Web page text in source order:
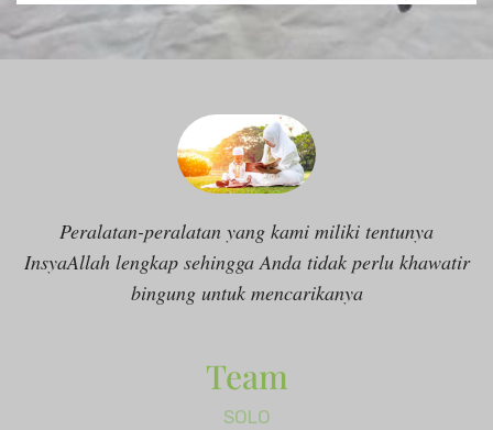
Peralatan-peralatan yang kami miliki tentunya
InsyaAllah lengkap sehingga Anda tidak perlu khawatir
bingung untuk mencarikanya
Team
SOLO